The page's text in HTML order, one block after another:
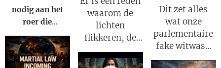
nodig aan het
roer die
gezamenlijk
voorkomen dat
iemand ooit nog
waarom de
lichten
flikkeren, de
satellieten
verschuiven en
Dit zet alles
wat onze
parlementaire
fake witwas-
enquete tot nu